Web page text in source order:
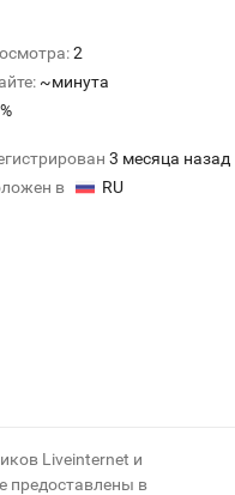
2
~минута
3 месяца назад
в
RU
Liveinternet и
предоставлены в